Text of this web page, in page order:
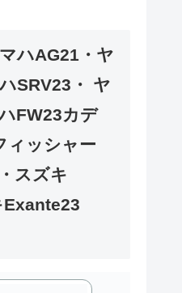
ハAG21・ヤ
SRV23・ ヤ
FW23カデ
ィッシャー
スズキ
Exante23